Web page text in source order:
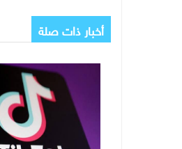
أخبار ذات صلة